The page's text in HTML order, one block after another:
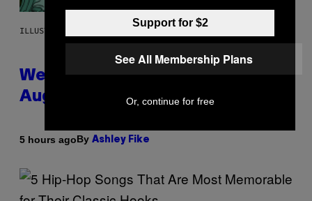
ILLUSTRATION BY REESA
Weekly Horoscope: August 9-
August 15
5 hours agoBy Ashley Fike
Support for $2
See All Membership Plans
Or, continue for free